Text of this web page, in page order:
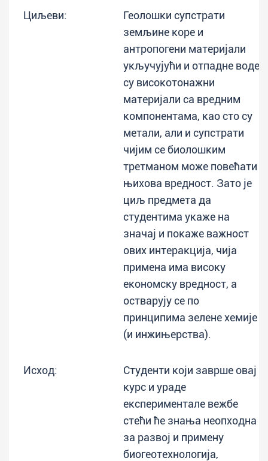
Циљеви:
Геолошки супстрати
земљине коре и
антропогени материјали
укључујући и отпадне воде
су високотонажни
материјали са вредним
компонентама, као сто су
метали, али и супстрати
чијим се биолошким
третманом може повећати
њихова вредност. Зато је
циљ предмета да
студентима укаже на
значај и покаже важност
ових интеракција, чија
примена има високу
економску вредност, а
остварују се по
принципима зелене хемије
(и инжињерства).
Исход:
Студенти који заврше овај
курс и ураде
експериментале вежбе
стећи ће знања неопходна
за развој и примену
биогеотехнологија,